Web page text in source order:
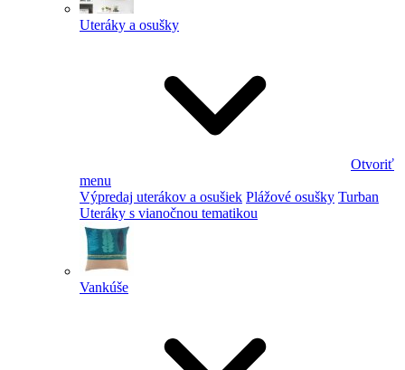
Uteráky a osušky
Otvoriť
menu
Výpredaj uterákov a osušiek Plážové osušky Turban
Uteráky s vianočnou tematikou
Vankúše